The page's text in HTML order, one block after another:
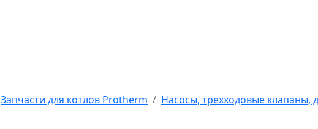
Запчасти для котлов Protherm
Насосы, трехходовые клапаны,